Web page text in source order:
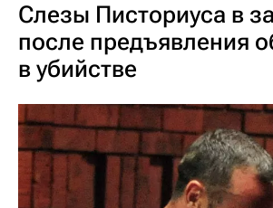
Слезы Писториуса в
после предъявления
в убийстве